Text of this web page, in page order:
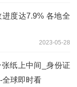
度达7.9% 各地全
2023-05-28
纸上中间_身份证
全球即时看